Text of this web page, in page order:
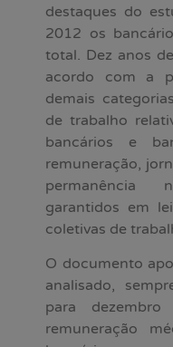
destaques do
2012 os
total. Dez anos
acordo com a
demais
de trabalho
bancários e
remuneração,
permanência
garantidos em
coletivas de
O documento
analisado,
para
remuneração